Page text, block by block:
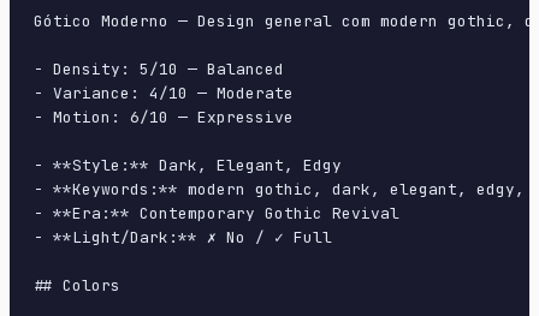
Gótico Moderno — Design general com modern gothic,
- Density: 5/10 — Balanced
- Variance: 4/10 — Moderate
- Motion: 6/10 — Expressive
- **Style:** Dark, Elegant, Edgy
- **Keywords:** modern gothic, dark, elegant,
- **Era:** Contemporary Gothic Revival
- **Light/Dark:** ✗ No / ✓ Full
## Colors